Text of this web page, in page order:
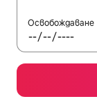
Освобождаване